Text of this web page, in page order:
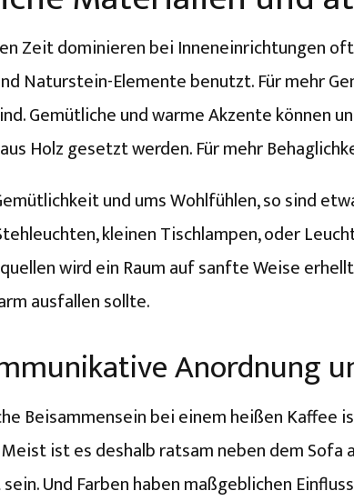
Zeit dominieren bei Inneneinrichtungen
Naturstein-Elemente benutzt. Für mehr
Gemütliche und warme Akzente können
Holz gesetzt werden. Für mehr
und ums Wohlfühlen, so sind
kleinen Tischlampen, oder
wird ein Raum auf sanfte Weise
ausfallen sollte.
Anordnung
Beisammensein bei einem heißen
ist es deshalb ratsam neben dem Sofa
Und Farben haben maßgeblichen